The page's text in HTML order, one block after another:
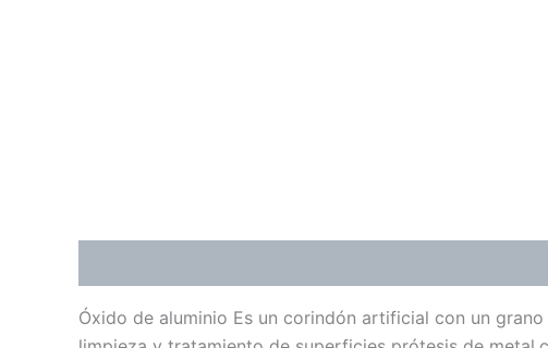
Óxido de aluminio Es un corindón artificial con un